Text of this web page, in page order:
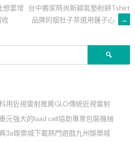
想要增
收
台中搬家時尚新穎氣墊粉餅Tshirt
品牌的瘦肚子茶選用蓮子心
→
用近視雷射推薦GLO傳統近視雷射
元強大的load cell協助專業包裝機械
3a娛樂城下載熱門遊戲九州娛樂城